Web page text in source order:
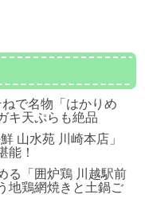
で名物「はかりめ
キ天ぷらも絶品
山水苑 川崎本店」
能！
る「囲炉鶏 川越駅前
地鶏網焼きと土鍋ご